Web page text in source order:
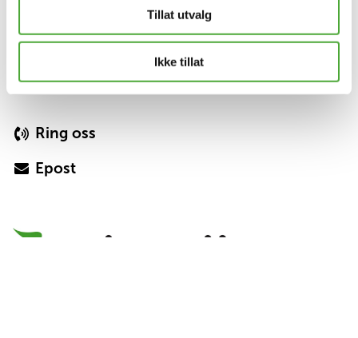
Tillat utvalg
Ikke tillat
Ole Deviks vei 44
Telefon400 18 275
Ring oss
Epost
Facebook
LinkedIn